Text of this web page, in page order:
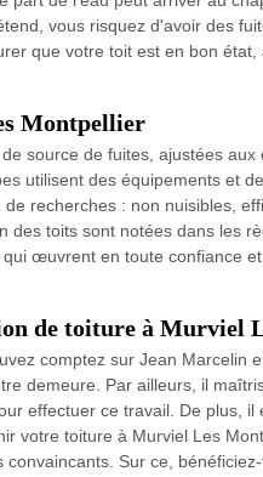
vous risquez d'avoir des
que votre toit est en bon état,
Montpellier
source de fuites, ajustées aux
utilisent des équipements et
recherches : non nuisibles,
toits sont notées dans les
œuvrent en toute confiance
de toiture à Murviel
comptez sur Jean Marcelin
demeure. Par ailleurs, il
effectuer ce travail. De plus, il
votre toiture à Murviel Les
Sur ce,